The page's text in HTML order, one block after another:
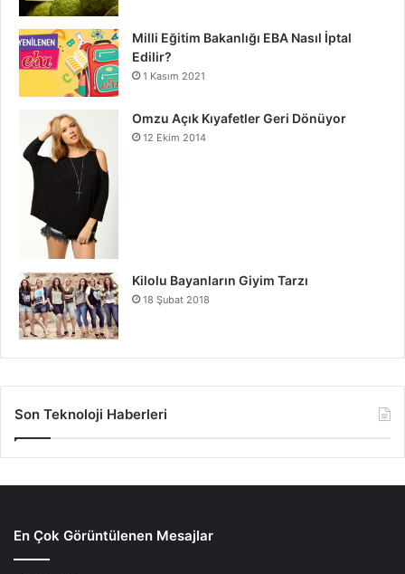
Milli Eğitim Bakanlığı EBA Nasıl İptal
Edilir?
1 Kasım 2021
Omzu Açık Kıyafetler Geri Dönüyor
12 Ekim 2014
Kilolu Bayanların Giyim Tarzı
18 Şubat 2018
Son Teknoloji Haberleri
En Çok Görüntülenen Mesajlar